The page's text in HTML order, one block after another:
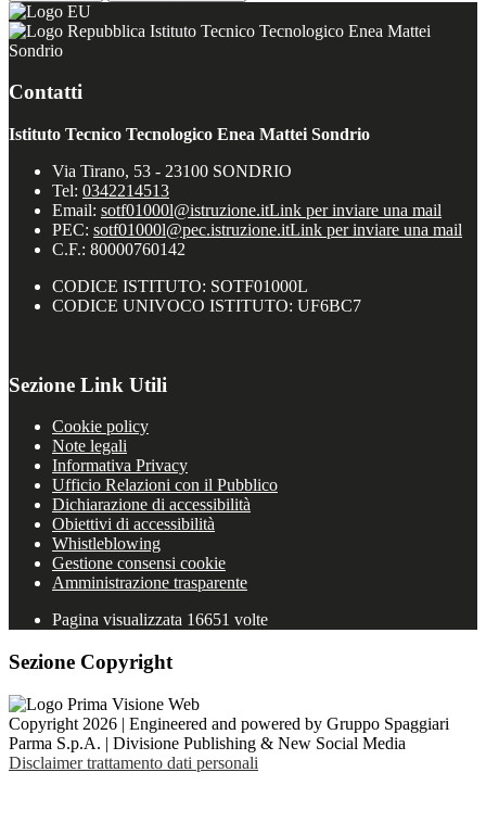
Istituto Tecnico Tecnologico Enea Mattei
Sondrio
Contatti
Istituto Tecnico Tecnologico Enea Mattei Sondrio
Via Tirano, 53 - 23100 SONDRIO
Tel: 0342214513
Email: sotf01000l@istruzione.itLink per inviare una mail
PEC: sotf01000l@pec.istruzione.itLink per inviare una mail
C.F.: 80000760142
CODICE ISTITUTO: SOTF01000L
CODICE UNIVOCO ISTITUTO: UF6BC7
Sezione Link Utili
Cookie policy
Note legali
Informativa Privacy
Ufficio Relazioni con il Pubblico
Dichiarazione di accessibilità
Obiettivi di accessibilità
Whistleblowing
Gestione consensi cookie
Amministrazione trasparente
Pagina visualizzata 16651 volte
Sezione Copyright
Copyright 2026 | Engineered and powered by Gruppo Spaggiari
Parma S.p.A. | Divisione Publishing & New Social Media
Disclaimer trattamento dati personali